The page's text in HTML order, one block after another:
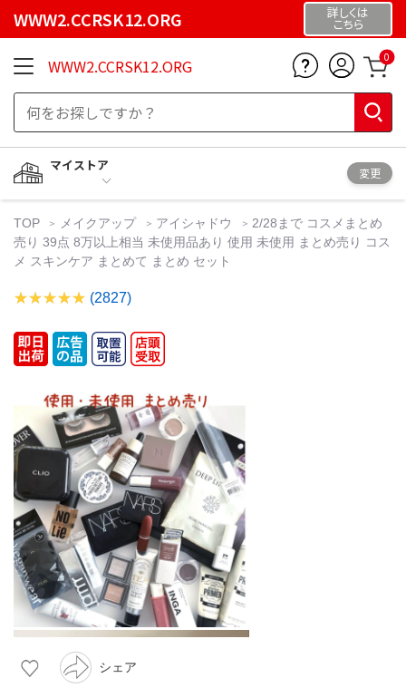
WWW2.CCRSK12.ORG 詳しくは
こちら
WWW2.CCRSK12.ORG 0
マイストア
変更
TOP メイクアップ アイシャドウ
2/28まで コスメまとめ
売り 39点 8万以上相当 未使用品あり 使用 未使用 まとめ売り コス
メ スキンケア まとめて まとめ セット
(2827)
シェア